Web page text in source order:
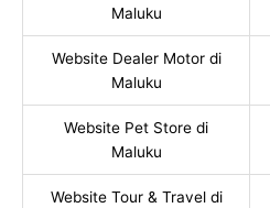
Maluku
Website Dealer Motor di
Maluku
Website Pet Store di
Maluku
Website Tour & Travel di